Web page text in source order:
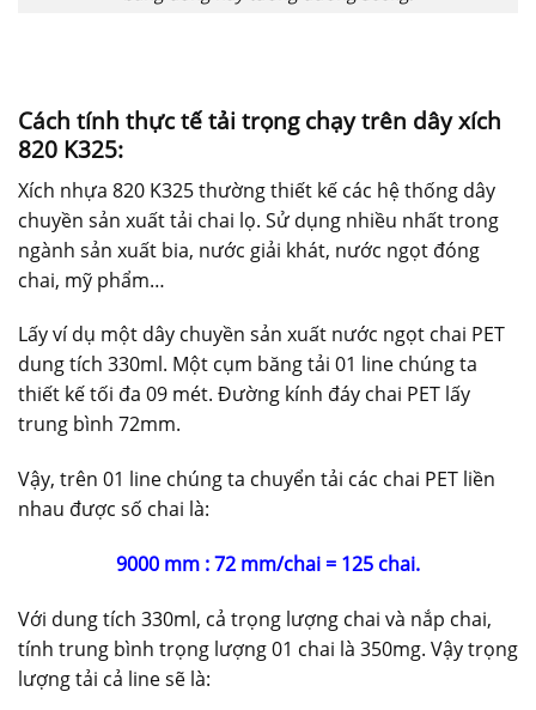
Cách tính thực tế tải trọng chạy trên dây xích
820 K325:
Xích nhựa 820 K325 thường thiết kế các hệ thống dây
chuyền sản xuất tải chai lọ. Sử dụng nhiều nhất trong
ngành sản xuất bia, nước giải khát, nước ngọt đóng
chai, mỹ phẩm…
Lấy ví dụ một dây chuyền sản xuất nước ngọt chai PET
dung tích 330ml. Một cụm băng tải 01 line chúng ta
thiết kế tối đa 09 mét. Đường kính đáy chai PET lấy
trung bình 72mm.
Vậy, trên 01 line chúng ta chuyển tải các chai PET liền
nhau được số chai là:
9000 mm : 72 mm/chai = 125 chai.
Với dung tích 330ml, cả trọng lượng chai và nắp chai,
tính trung bình trọng lượng 01 chai là 350mg. Vậy trọng
lượng tải cả line sẽ là: